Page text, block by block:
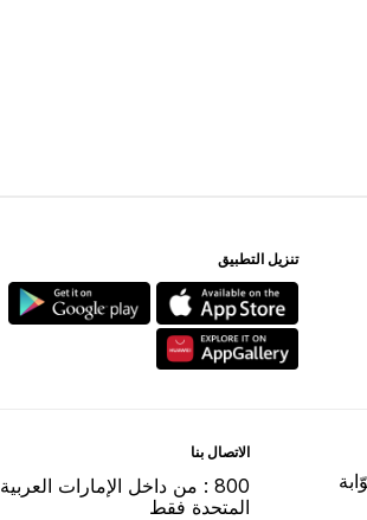
ﺗﻨﺰﻳﻞ اﻟﺘﻄﺒﻴﻖ
اﻻﺗﺼﺎﻝ ﺑﻨﺎ
800 : ﻣﻦ ﺩاﺧﻞ اﻹﻣﺎﺭاﺕ اﻟﻌﺮﺑﻴﺔ
اﻟﻤﺘﺤﺪﺓ ﻓﻘﻂ